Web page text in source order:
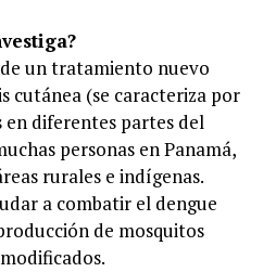
un tratamiento nuevo
cutánea (se caracteriza por
diferentes partes del
personas en Panamá,
rurales e indígenas.
a combatir el dengue
de mosquitos